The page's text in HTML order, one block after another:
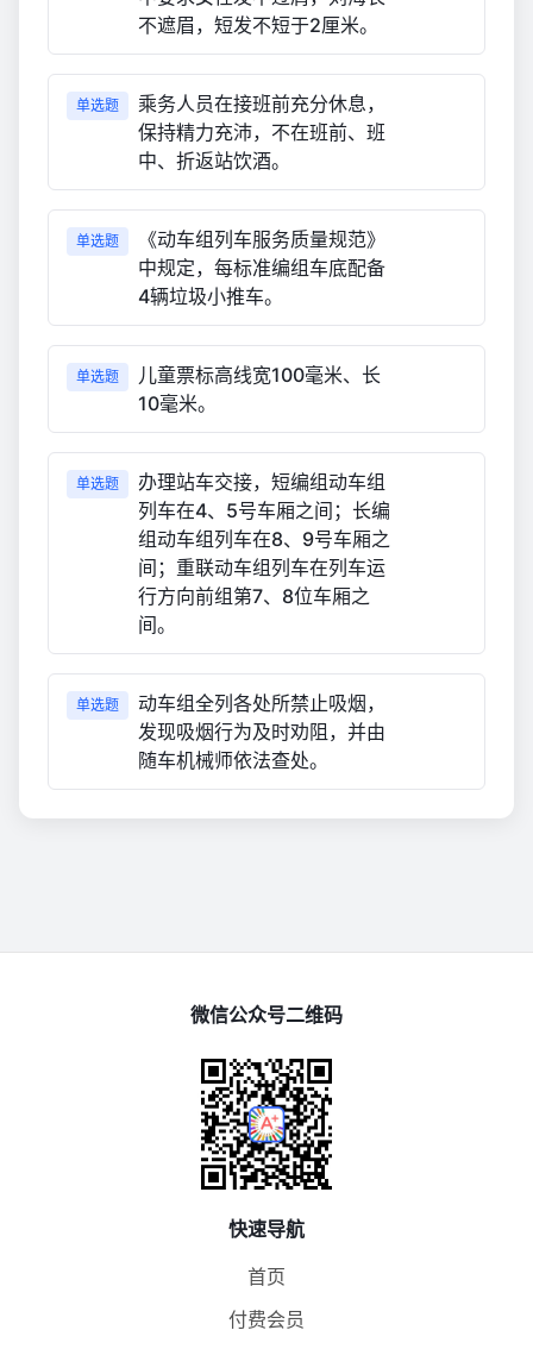
不遮眉，短发不短于2厘米。
单选题
乘务人员在接班前充分休息，
保持精力充沛，不在班前、班
中、折返站饮酒。
单选题
《动车组列车服务质量规范》
中规定，每标准编组车底配备
4辆垃圾小推车。
单选题
儿童票标高线宽100毫米、长
10毫米。
单选题
办理站车交接，短编组动车组
列车在4、5号车厢之间；长编
组动车组列车在8、9号车厢之
间；重联动车组列车在列车运
行方向前组第7、8位车厢之
间。
单选题
动车组全列各处所禁止吸烟，
发现吸烟行为及时劝阻，并由
随车机械师依法查处。
微信公众号二维码
快速导航
首页
付费会员